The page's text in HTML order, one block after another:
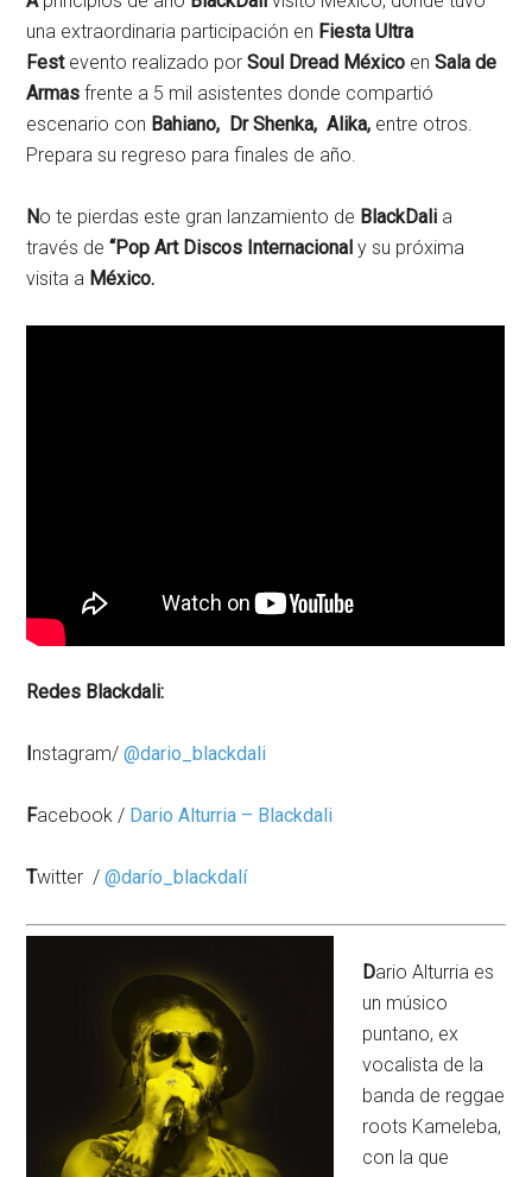
una extraordinaria participación en Fiesta Ultra
Festevento realizado porSoul Dread México enSala de
Armas frente a 5 mil asistentes donde compartió
escenario con Bahiano, Dr Shenka, Alika, entre otros.
Prepara su regreso para finales de año.
No te pierdas este gran lanzamiento de BlackDali a
través de“Pop Art Discos Internacional y su próxima
visita a México.
Redes Blackdali:
Instagram/@dario_blackdali
Facebook / Dario Alturria – Blackdali
Twitter /@darío_blackdalí
Dario Alturria es
un músico
puntano, ex
vocalista de la
banda de reggae
roots Kameleba,
con la que